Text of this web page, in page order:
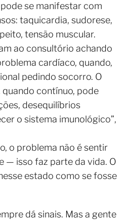
se manifestar com
taquicardia, sudorese,
tensão muscular.
ao consultório achando
cardíaco, quando,
pedindo socorro. O
quando contínuo, pode
desequilíbrios
o sistema imunológico”,
o problema não é sentir
— isso faz parte da vida. O
estado como se fosse
dá sinais. Mas a gente